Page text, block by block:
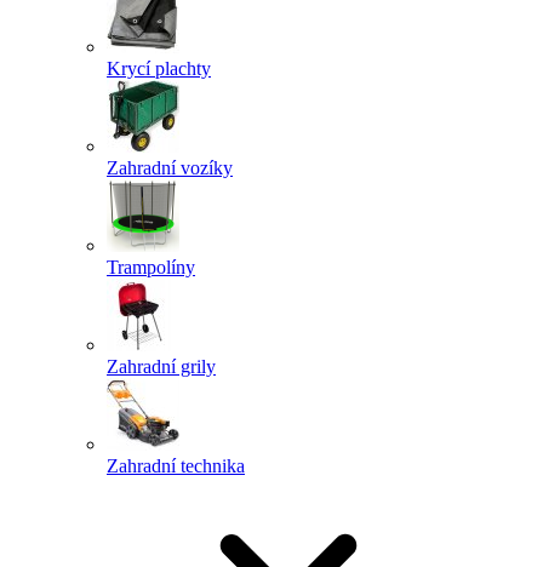
Krycí plachty
Zahradní vozíky
Trampolíny
Zahradní grily
Zahradní technika